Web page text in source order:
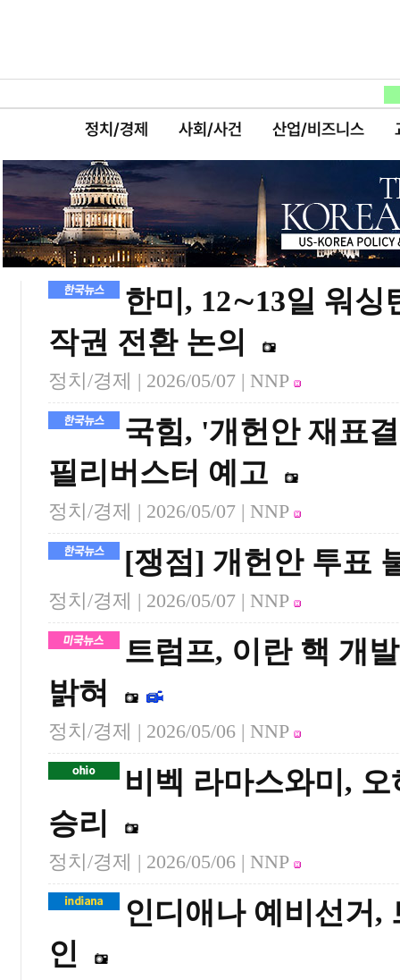
정치/경제 사회/사건 산업/비즈니스
한미, 12∼13일 워
작권 전환 논의
정치/경제 | 2026/05/07 | NNP
국힘, '개헌안 재표
필리버스터 예고
정치/경제 | 2026/05/07 | NNP
[쟁점] 개헌안 투표
정치/경제 | 2026/05/07 | NNP
트럼프, 이란 핵 개
밝혀
정치/경제 | 2026/05/06 | NNP
비벡 라마스와미,
승리
정치/경제 | 2026/05/06 | NNP
인디애나 예비선거,
인